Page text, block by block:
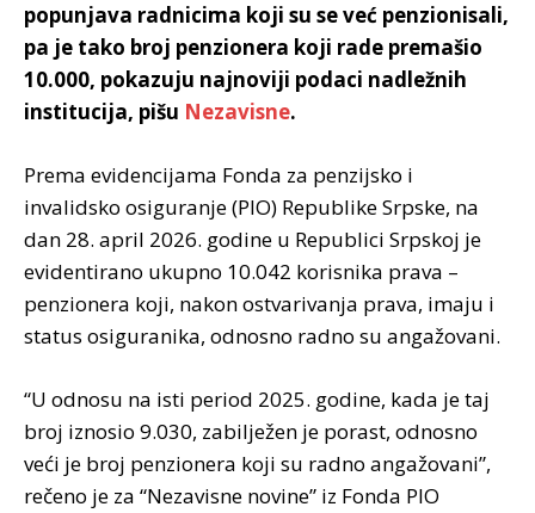
popunjava radnicima koji su se već penzionisali,
pa je tako broj penzionera koji rade premašio
10.000, pokazuju najnoviji podaci nadležnih
institucija, pišu Nezavisne.
Prema evidencijama Fonda za penzijsko i
invalidsko osiguranje (PIO) Republike Srpske, na
dan 28. april 2026. godine u Republici Srpskoj je
evidentirano ukupno 10.042 korisnika prava –
penzionera koji, nakon ostvarivanja prava, imaju i
status osiguranika, odnosno radno su angažovani.
“U odnosu na isti period 2025. godine, kada je taj
broj iznosio 9.030, zabilježen je porast, odnosno
veći je broj penzionera koji su radno angažovani”,
rečeno je za “Nezavisne novine” iz Fonda PIO